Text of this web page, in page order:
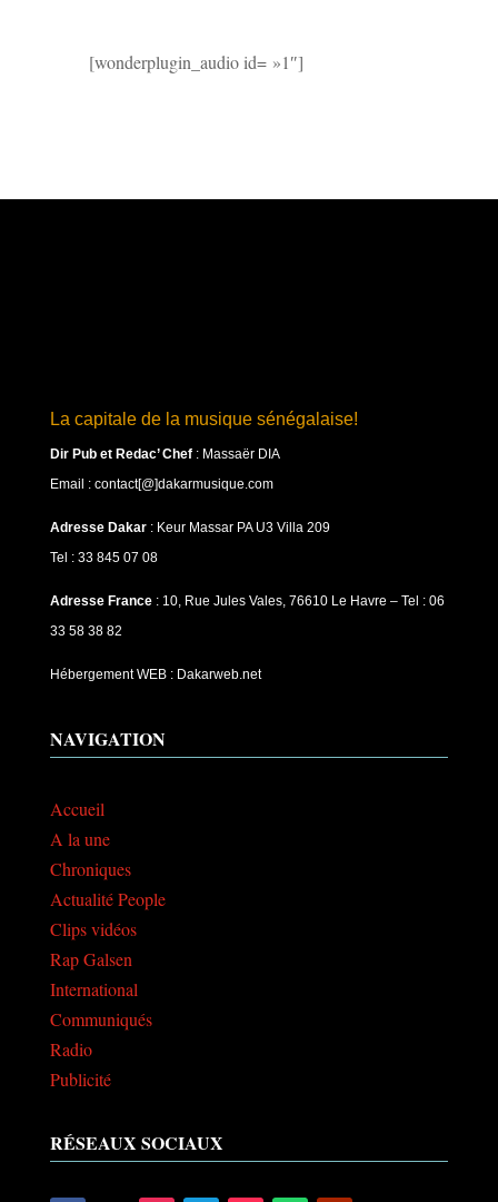
[wonderplugin_audio id= »1″]
La capitale de la musique sénégalaise!
Dir Pub et Redac’ Chef: Massaër DIA
Email : contact[@]dakarmusique.com
Adresse Dakar: Keur Massar PA U3 Villa 209
Tel : 33 845 07 08
Adresse France: 10, Rue Jules Vales, 76610 Le Havre – Tel : 06
33 58 38 82
Hébergement WEB : Dakarweb.net
NAVIGATION
Accueil
A la une
Chroniques
Actualité People
Clips vidéos
Rap Galsen
International
Communiqués
Radio
Publicité
RÉSEAUX SOCIAUX